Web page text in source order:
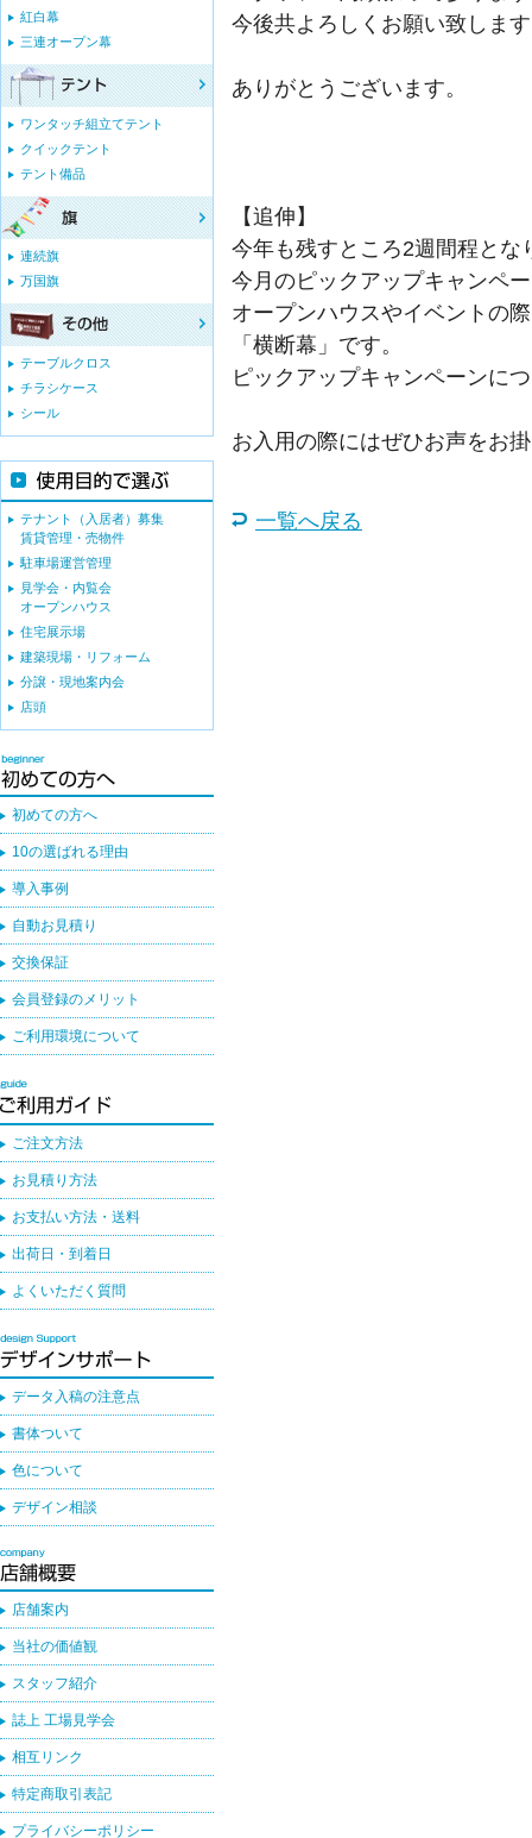
今後共よろしくお願い致しま
ありがとうございます。
【追伸】
今年も残すところ2週間程とな
今月のピックアップキャンペ
オープンハウスやイベントの
「横断幕」です。
ピックアップキャンペーンに
お入用の際にはぜひお声をお
一覧へ戻る
紅白幕
三連オープン幕
ワンタッチ組立てテント
クイックテント
テント備品
連続旗
万国旗
テーブルクロス
チラシケース
シール
テナント（入居者）募集
賃貸管理・売物件
駐車場運営管理
見学会・内覧会
オープンハウス
住宅展示場
建築現場・リフォーム
分譲・現地案内会
店頭
初めての方へ
10の選ばれる理由
導入事例
自動お見積り
交換保証
会員登録のメリット
ご利用環境について
ご注文方法
お見積り方法
お支払い方法・送料
出荷日・到着日
よくいただく質問
データ入稿の注意点
書体ついて
色について
デザイン相談
店舗案内
当社の価値観
スタッフ紹介
誌上 工場見学会
相互リンク
特定商取引表記
プライバシーポリシー